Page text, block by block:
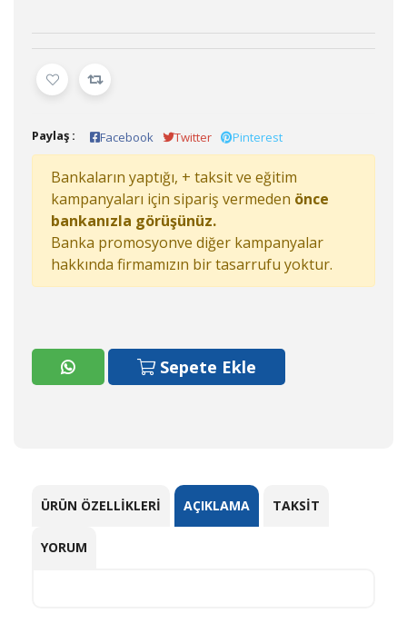
Paylaş : Facebook Twitter Pinterest
Bankaların yaptığı, + taksit ve eğitim
kampanyaları için sipariş vermeden önce
bankanızla görüşünüz.
Banka promosyonve diğer kampanyalar
hakkında firmamızın bir tasarrufu yoktur.
Sepete Ekle
ÜRÜN ÖZELLIKLERI AÇIKLAMA TAKSIT
YORUM